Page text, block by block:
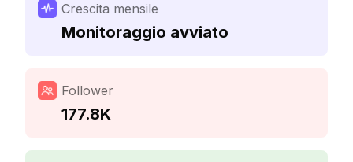
Crescita mensile
Monitoraggio avviato
Follower
177.8K